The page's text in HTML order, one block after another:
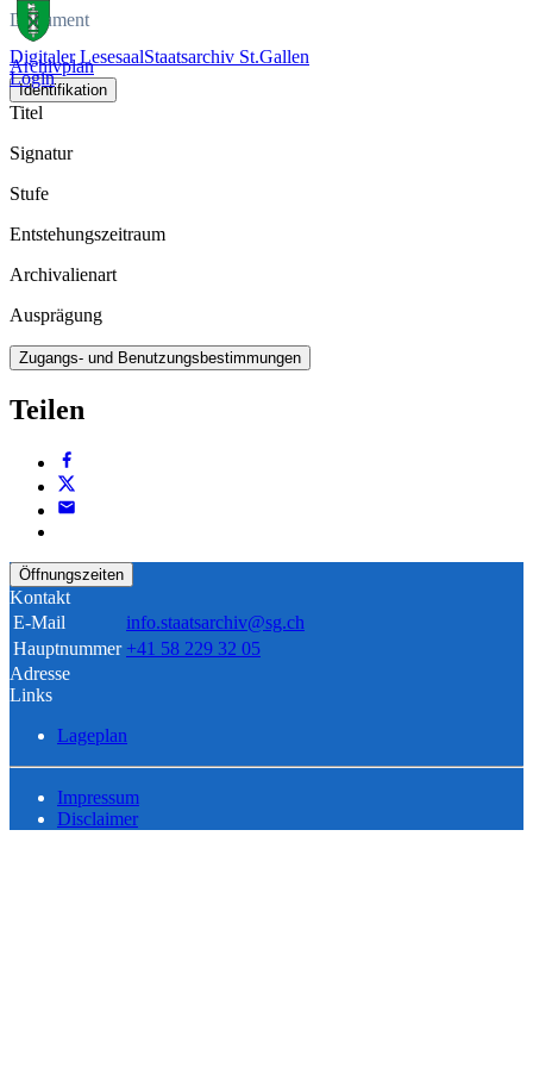
Digitaler LesesaalStaatsarchiv St.Gallen
Login
Dokument
Archivplan
Identifikation
Titel
Signatur
Stufe
Entstehungszeitraum
Archivalienart
Ausprägung
Zugangs- und Benutzungsbestimmungen
Teilen
Öffnungszeiten
Kontakt
E-Mail
info.staatsarchiv@sg.ch
Hauptnummer +41 58 229 32 05
Adresse
Links
Lageplan
Impressum
Disclaimer